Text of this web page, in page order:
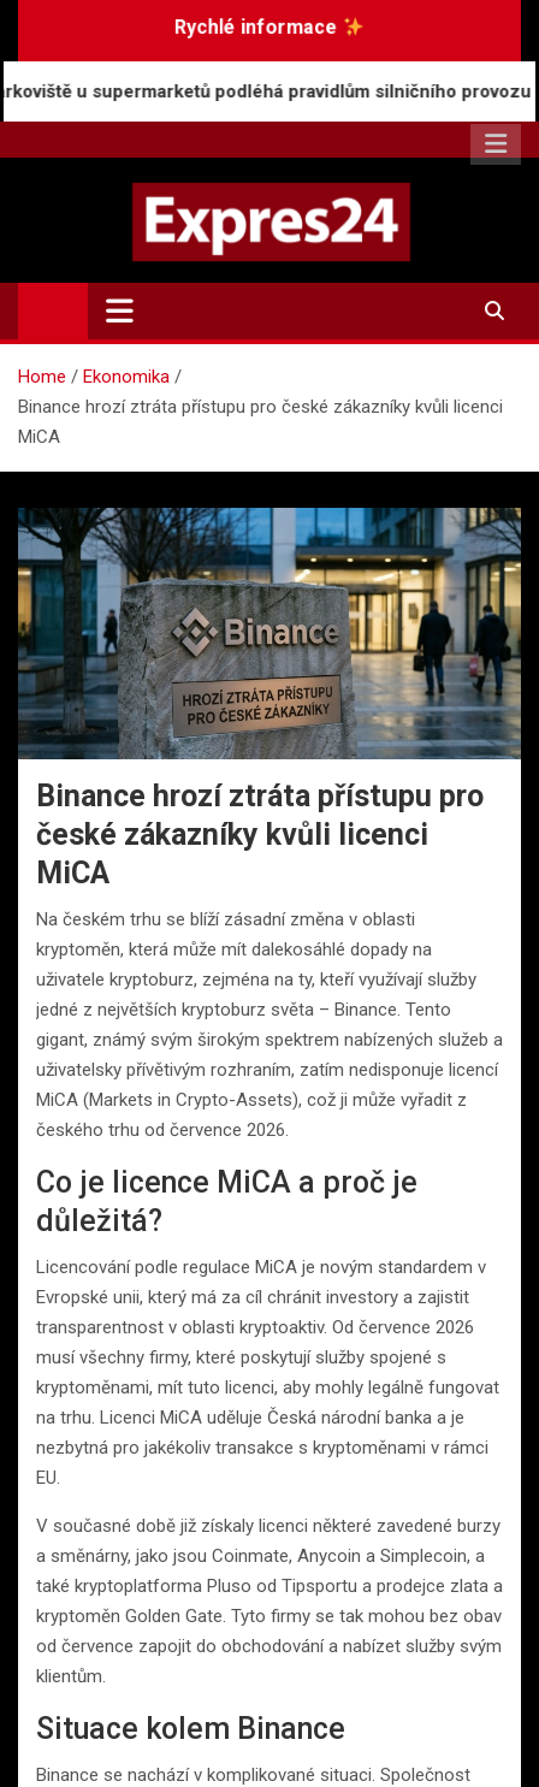
Rychlé informace
podléhá pravidlům silničního provozu
Expres24.cz
Rychlé zprávy po celý den
Home
Ekonomika
Binance hrozí ztráta přístupu pro české zákazníky kvůli licenci
MiCA
Binance hrozí ztráta přístupu pro
české zákazníky kvůli licenci
MiCA
Na českém trhu se blíží zásadní změna v oblasti
kryptoměn, která může mít dalekosáhlé dopady na
uživatele kryptoburz, zejména na ty, kteří využívají služby
jedné z největších kryptoburz světa – Binance. Tento
gigant, známý svým širokým spektrem nabízených služeb a
uživatelsky přívětivým rozhraním, zatím nedisponuje licencí
MiCA (Markets in Crypto-Assets), což ji může vyřadit z
českého trhu od července 2026.
Co je licence MiCA a proč je
důležitá?
Licencování podle regulace MiCA je novým standardem v
Evropské unii, který má za cíl chránit investory a zajistit
transparentnost v oblasti kryptoaktiv. Od července 2026
musí všechny firmy, které poskytují služby spojené s
kryptoměnami, mít tuto licenci, aby mohly legálně fungovat
na trhu. Licenci MiCA uděluje Česká národní banka a je
nezbytná pro jakékoliv transakce s kryptoměnami v rámci
EU.
V současné době již získaly licenci některé zavedené burzy
a směnárny, jako jsou Coinmate, Anycoin a Simplecoin, a
také kryptoplatforma Pluso od Tipsportu a prodejce zlata a
kryptoměn Golden Gate. Tyto firmy se tak mohou bez obav
od července zapojit do obchodování a nabízet služby svým
klientům.
Situace kolem Binance
Binance se nachází v komplikované situaci. Společnost